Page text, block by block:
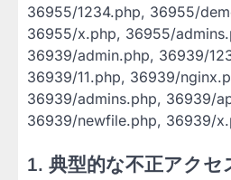
36955/1234.php, 36955/
36955/x.php, 36955/
36939/admin.php, 36939/
36939/11.php, 36939/
36939/admins.php, 36939/
36939/newfile.php, 36939/
1. 典型的な不正アクセ